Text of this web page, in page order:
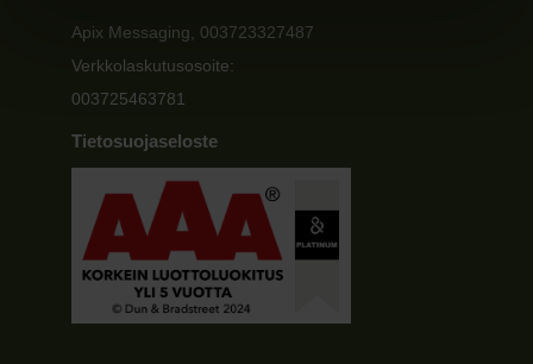
Apix Messaging, 003723327487
Verkkolaskutusosoite:
003725463781
Tietosuojaseloste